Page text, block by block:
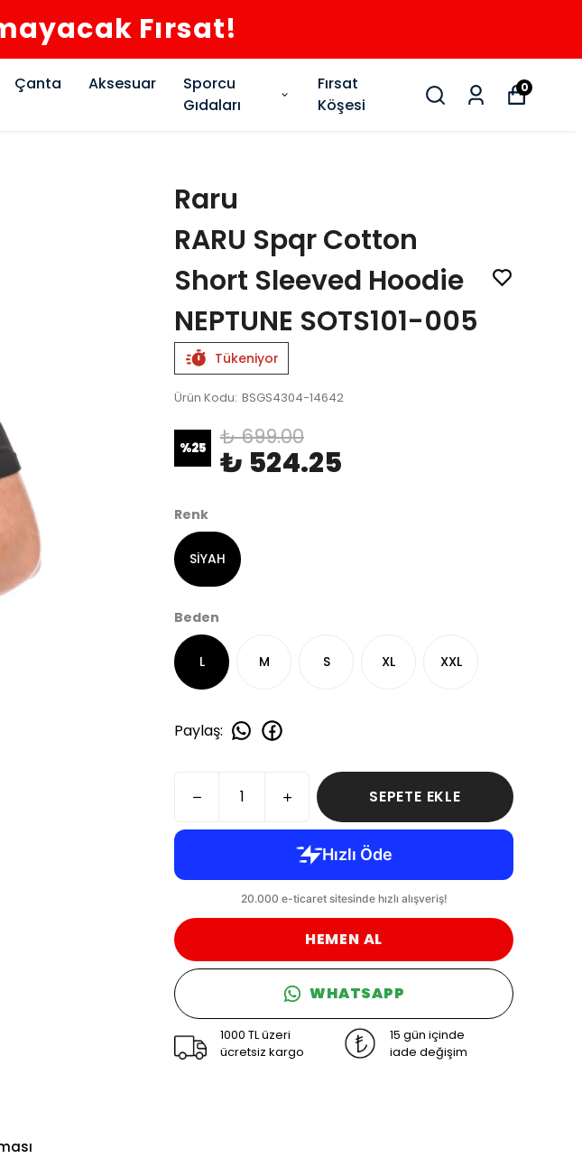
Fırsat!
Çanta Aksesuar
Sporcu
Gıdaları
Fırsat
Köşesi
0
Raru
RARU Spqr Cotton
Short Sleeved Hoodie
NEPTUNE SOTS101-005
Tükeniyor
Ürün Kodu: BSGS4304-14642
%25 ₺ 699.00
₺ 524.25
Renk
SİYAH
Beden
L M S XL XXL
Paylaş:
SEPETE EKLE
HEMEN AL
WHATSAPP
1000 TL üzeri
ücretsiz kargo
15 gün içinde
iade değişim